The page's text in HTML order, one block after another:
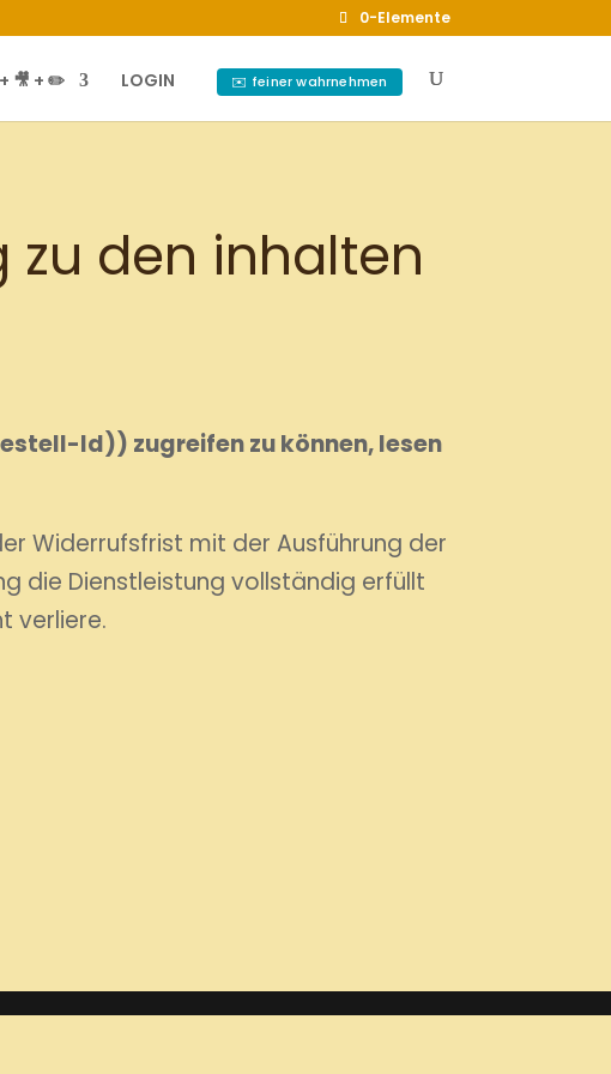
0-Elemente
🎥 + ✏️ LOGIN ✉️ feiner wahrnehmen
zu den inhalten
Id)) zugreifen zu können, lesen
Widerrufsfrist mit der Ausführung der
die Dienstleistung vollständig erfüllt
verliere.